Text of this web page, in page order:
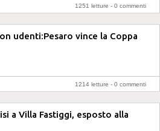
1251 letture - 0 commenti
udenti:Pesaro vince la Coppa
1214 letture - 0 commenti
a Villa Fastiggi, esposto alla